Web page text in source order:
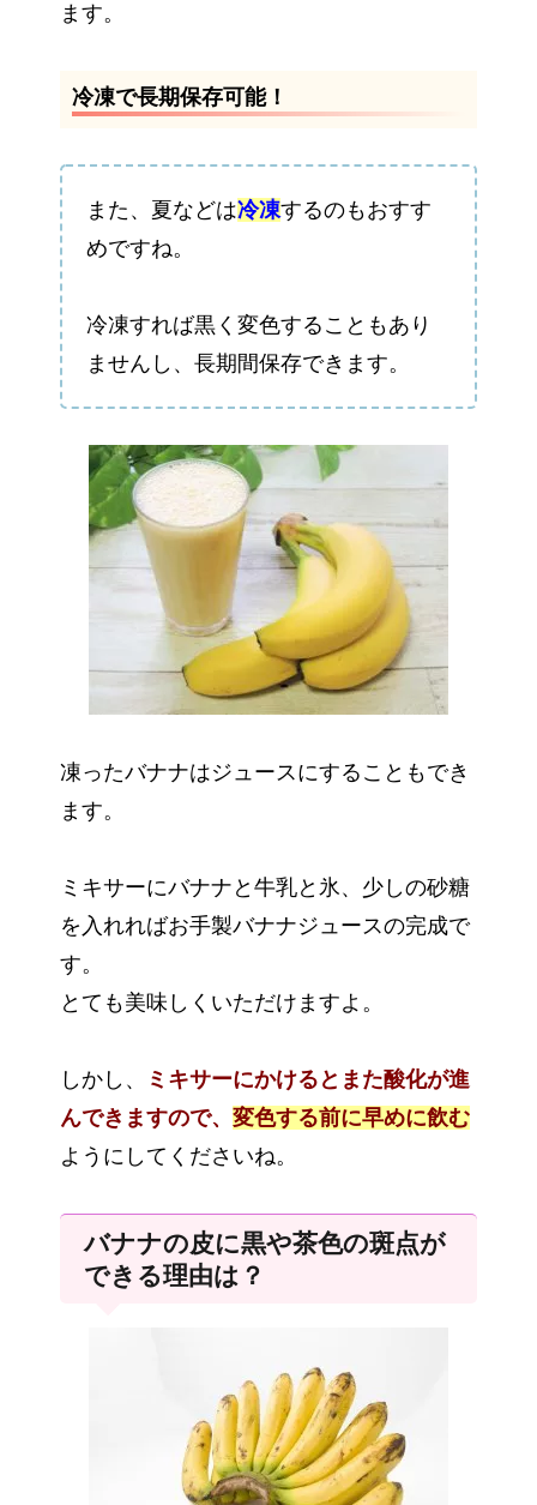
ます。
冷凍で長期保存可能！
また、夏などは冷凍するのもおすす
めですね。
冷凍すれば黒く変色することもあり
ませんし、長期間保存できます。
凍ったバナナはジュースにすることもでき
ます。
ミキサーにバナナと牛乳と氷、少しの砂糖
を入れればお手製バナナジュースの完成で
す。
とても美味しくいただけますよ。
しかし、
ミキサーにかけるとまた酸化が進
んできますので、 変色する前に早めに飲む
ようにしてくださいね。
バナナの皮に黒や茶色の斑点が
できる理由は？